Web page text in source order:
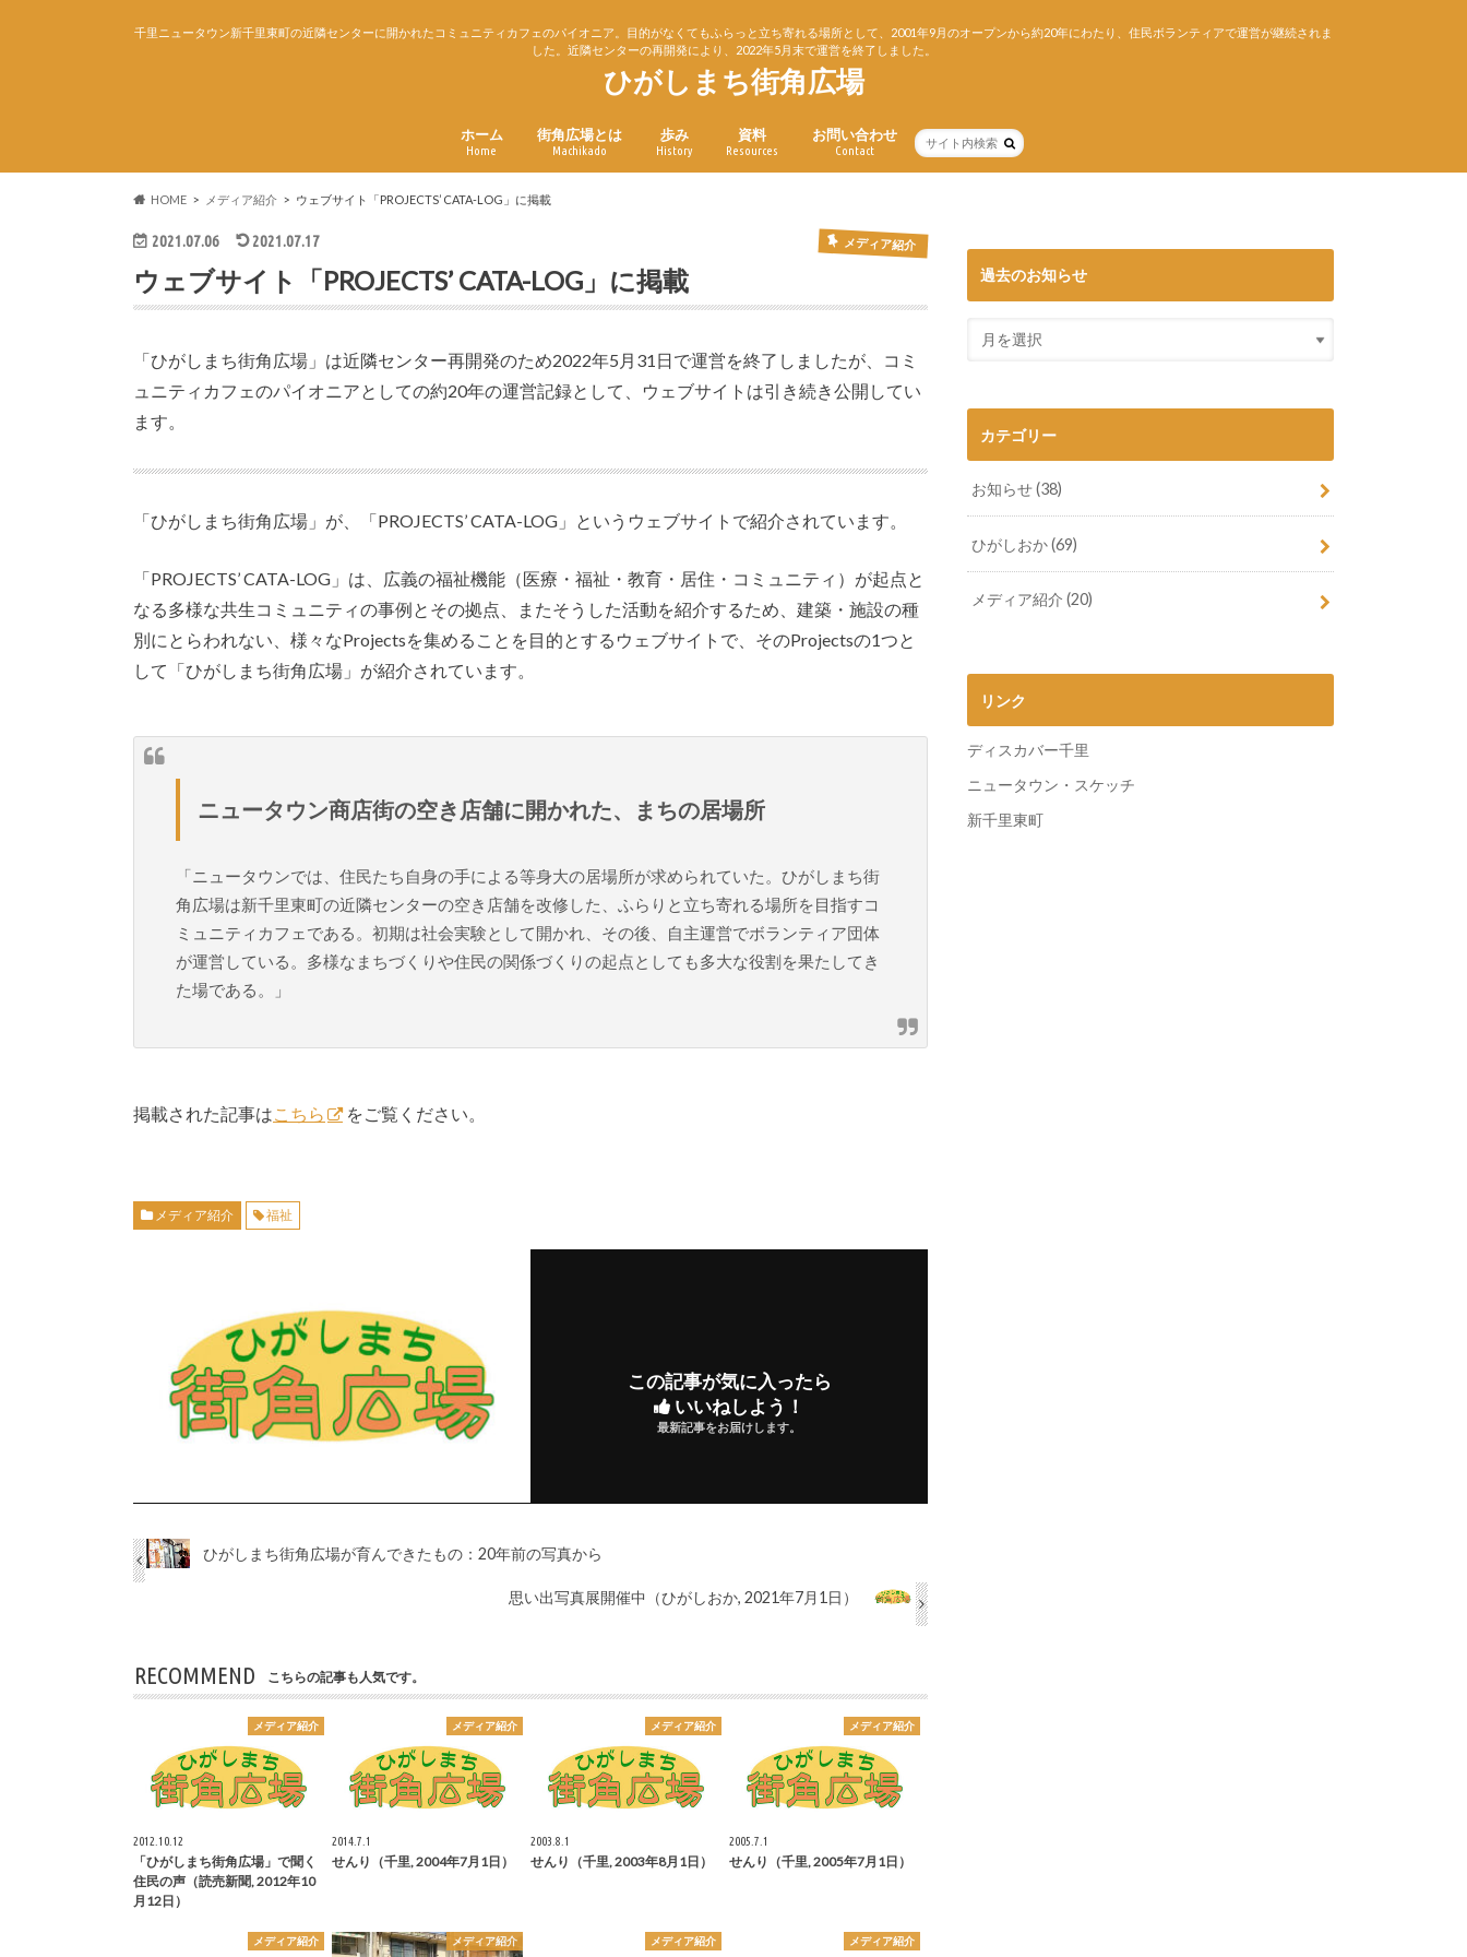
千里ニュータウン新千里東町の近隣センターに開かれたコミュニティカフェのパイオニア。目的がなくてもふらっと立ち寄れる場所として、2001年9月のオープンから約20年にわたり、住民ボランティアで運営が継続されま
した。近隣センターの再開発により、2022年5月末で運営を終了しました。
ひがしまち街角広場
ホーム
Home
街角広場とは
Machikado
歩み
History
資料
Resources
お問い合わせ
Contact
HOME メディア紹介 ウェブサイト「PROJECTS’ CATA-LOG」に掲載
2021.07.06 2021.07.17 メディア紹介
ウェブサイト「PROJECTS’ CATA-LOG」に掲載
「ひがしまち街角広場」は近隣センター再開発のため2022年5月31日で運営を終了しましたが、コミ
ュニティカフェのパイオニアとしての約20年の運営記録として、ウェブサイトは引き続き公開してい
ます。
「ひがしまち街角広場」が、「PROJECTS’ CATA-LOG」というウェブサイトで紹介されています。
「PROJECTS’ CATA-LOG」は、広義の福祉機能（医療・福祉・教育・居住・コミュニティ）が起点と
なる多様な共生コミュニティの事例とその拠点、またそうした活動を紹介するため、建築・施設の種
別にとらわれない、様々なProjectsを集めることを目的とするウェブサイトで、そのProjectsの1つと
して「ひがしまち街角広場」が紹介されています。
ニュータウン商店街の空き店舗に開かれた、まちの居場所
「ニュータウンでは、住民たち自身の手による等身大の居場所が求められていた。ひがしまち街
角広場は新千里東町の近隣センターの空き店舗を改修した、ふらりと立ち寄れる場所を目指すコ
ミュニティカフェである。初期は社会実験として開かれ、その後、自主運営でボランティア団体
が運営している。多様なまちづくりや住民の関係づくりの起点としても多大な役割を果たしてき
た場である。」
掲載された記事は こちら をご覧ください。
メディア紹介 福祉
この記事が気に入ったら
いいねしよう！
最新記事をお届けします。
ひがしまち街角広場が育んできたもの：20年前の写真から
思い出写真展開催中（ひがしおか, 2021年7月1日）
RECOMMEND こちらの記事も人気です。
メディア紹介
2012.10.12
「ひがしまち街角広場」で聞く
住民の声（読売新聞, 2012年10
月12日）
メディア紹介
2014.7.1
せんり（千里, 2004年7月1日）
メディア紹介
2003.8.1
せんり（千里, 2003年8月1日）
メディア紹介
2005.7.1
せんり（千里, 2005年7月1日）
メディア紹介 メディア紹介 メディア紹介 メディア紹介
過去のお知らせ
カテゴリー
お知らせ(38)
ひがしおか(69)
メディア紹介(20)
リンク
ディスカバー千里
ニュータウン・スケッチ
新千里東町